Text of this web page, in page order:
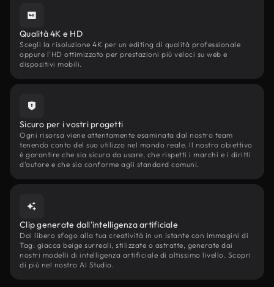
Qualità 4K e HD
Scegli la risoluzione 4K per un editing di qualità professionale
oppure l'HD ottimizzato per prestazioni più veloci su web e
dispositivi mobili.
Sicuro per i vostri progetti
Ogni risorsa viene attentamente esaminata dal nostro team
tenendo conto del suo utilizzo nel mondo reale. Il nostro obiettivo
è garantire che sia sicura da usare, che rispetti i marchi e i diritti
d'autore e che sia conforme agli standard comuni.
Clip generate dall'intelligenza artificiale
Dai libero sfogo alla tua creatività in un istante con immagini di
Tag: giacca beige surreali, stilizzate o astratte, generate dai
nostri modelli di intelligenza artificiale di altissimo livello. Scopri
di più nel nostro AI Studio.